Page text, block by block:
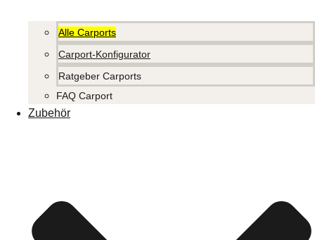
Alle Carports
Carport-Konfigurator
Ratgeber Carports
FAQ Carport
Zubehör